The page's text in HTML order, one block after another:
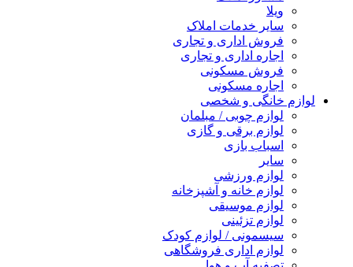
ویلا
سایر خدمات املاک
فروش اداری و تجاری
اجاره اداری و تجاری
فروش مسکونی
اجاره مسکونی
لوازم خانگی و شخصی
لوازم چوبی / مبلمان
لوازم برقی و گازی
اسباب بازی
سایر
لوازم ورزشی
لوازم خانه و آشپزخانه
لوازم موسیقی
لوازم تزئینی
سیسمونی / لوازم کودک
لوازم اداری فروشگاهی